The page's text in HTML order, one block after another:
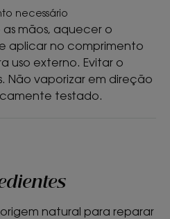
oleosa.
necessário
mãos, aquecer o
aplicar no comprimento
uso externo. Evitar o
Não vaporizar em direção
testado.
natural para reparar